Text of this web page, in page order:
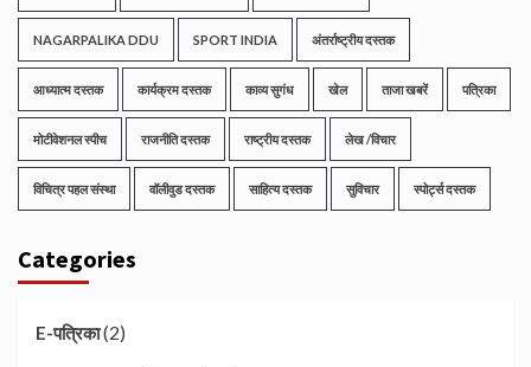
NAGARPALIKA DDU SPORT INDIA अंतर्राष्ट्रीय दस्तक
आध्यात्म दस्तक कार्यक्रम दस्तक काव्य सुगंध खेल ताजा खबरें पत्रिका
मोटीवेशनल स्पीच राजनीति दस्तक राष्ट्रीय दस्तक लेख /विचार
विचित्र पहल संस्था वॉलीवुड दस्तक साहित्य दस्तक सुविचार स्पोर्ट्स दस्तक
Categories
E-पत्रिका(2)